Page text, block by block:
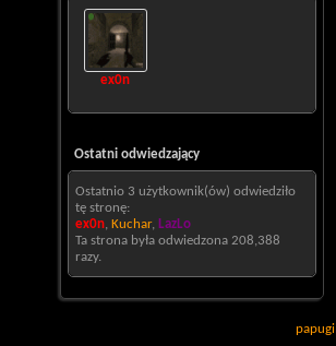
ex0n
Ostatni odwiedzający
Ostatnio 3 użytkownik(ów) odwiedziło
tę stronę:
ex0n, Kuchar, LazLo
Ta strona była odwiedzona 208,388
razy.
papugi